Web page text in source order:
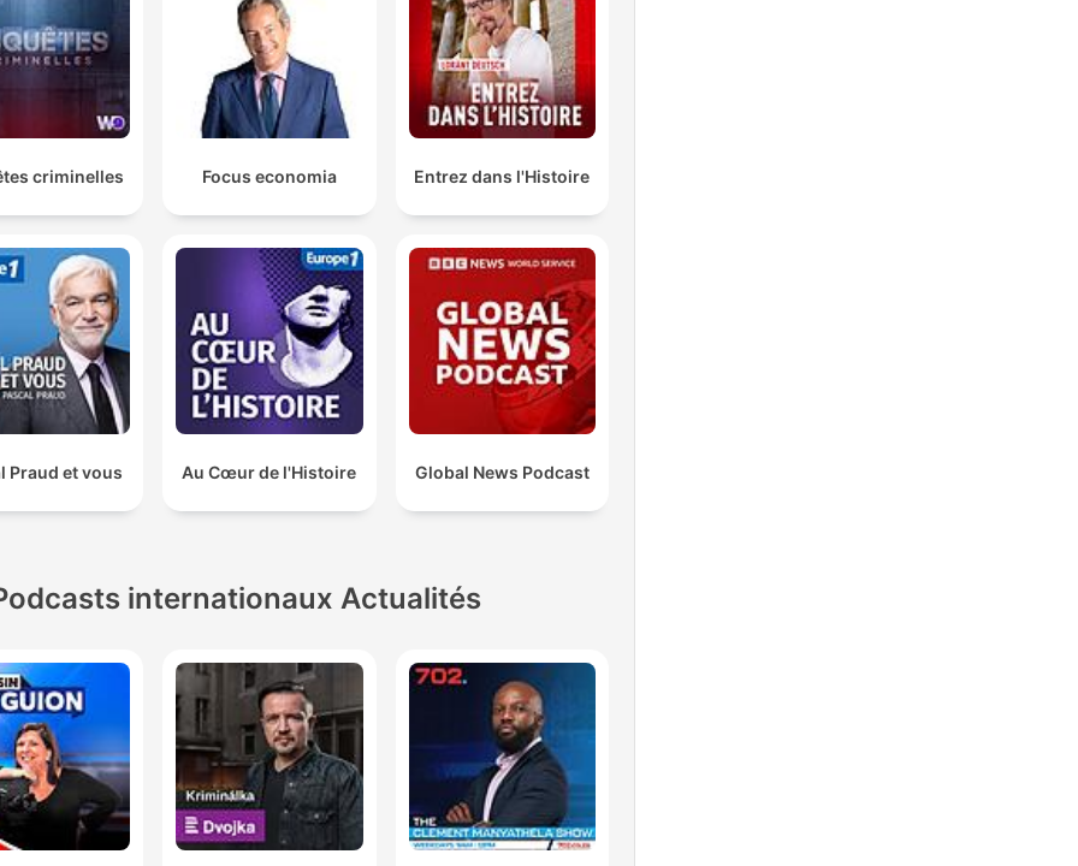
criminelles Focus economia Entrez dans l'Histoire
Praud et vous Au Cœur de l'Histoire Global News Podcast
internationaux Actualités